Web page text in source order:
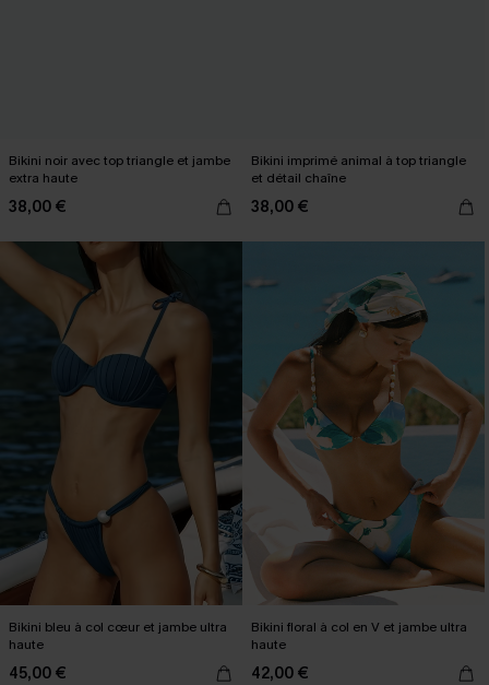
Bikini noir avec top triangle et jambe
extra haute
38,00 €
Bikini imprimé animal à top triangle
et détail chaîne
38,00 €
Bikini bleu à col cœur et jambe ultra
haute
45,00 €
Bikini floral à col en V et jambe ultra
haute
42,00 €